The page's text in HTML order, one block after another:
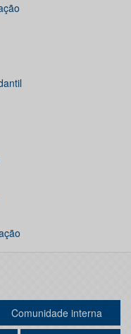
Comunidade interna